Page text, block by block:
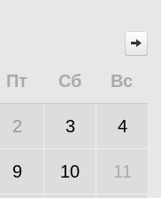
Пт Сб Вс
2 3 4
9 10 11